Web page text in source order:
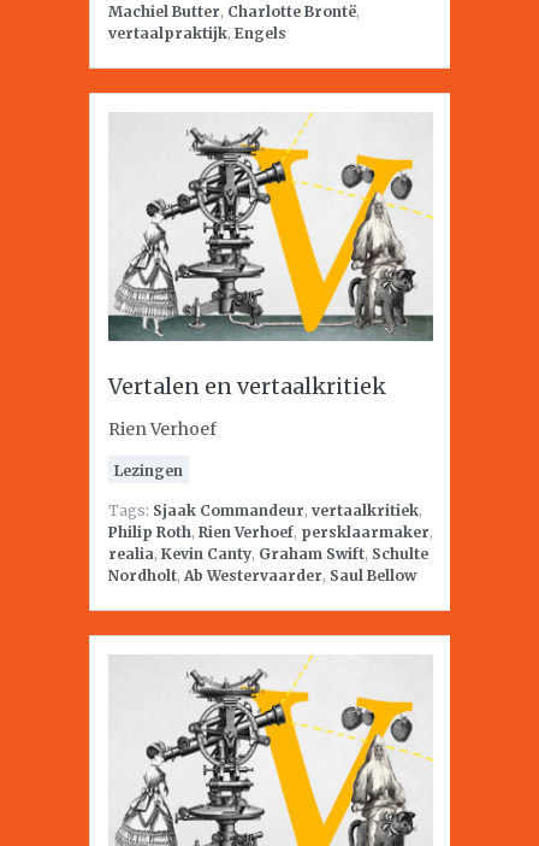
Machiel Butter, Charlotte Brontë,
vertaalpraktijk, Engels
Vertalen en vertaalkritiek
Rien Verhoef
Lezingen
Tags: Sjaak Commandeur, vertaalkritiek,
Philip Roth, Rien Verhoef, persklaarmaker,
realia, Kevin Canty, Graham Swift, Schulte
Nordholt, Ab Westervaarder, Saul Bellow